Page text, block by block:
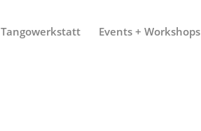
Tangowerkstatt Events + Workshops